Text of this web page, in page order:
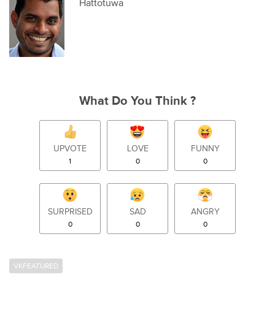
Hattotuwa
What Do You Think ?
UPVOTE
1
LOVE
0
FUNNY
0
SURPRISED
0
SAD
0
ANGRY
0
VKFEATURED